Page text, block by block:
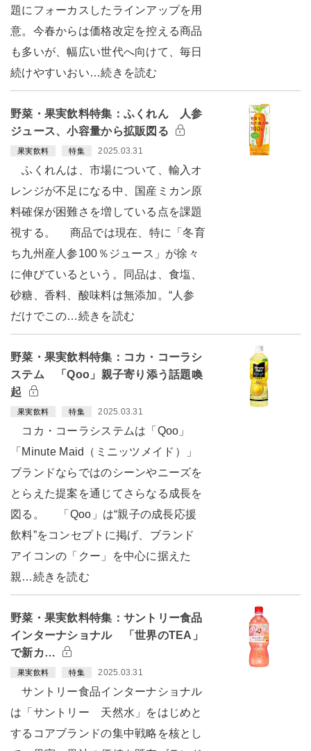
題にフォーカスしたラインアップを用
意。今春からは価格改定を控える商品
も多いが、幅広い世代へ向けて、毎日
続けやすいおい…続きを読む
野菜・果実飲料特集：ふくれん 人参
ジュース、小容量から拡販図る
果実飲料 特集 2025.03.31
ふくれんは、市場について、輸入オ
レンジが不足になる中、国産ミカン原
料確保が困難さを増している点を課題
視する。 商品では現在、特に「冬育
ち九州産人参100％ジュース」が徐々
に伸びているという。同品は、食塩、
砂糖、香料、酸味料は無添加。“人参
だけでこの…続きを読む
野菜・果実飲料特集：コカ・コーラシ
ステム 「Qoo」親子寄り添う話題喚
起
果実飲料 特集 2025.03.31
コカ・コーラシステムは「Qoo」
「Minute Maid（ミニッツメイド）」
ブランドならではのシーンやニーズを
とらえた提案を通じてさらなる成長を
図る。 「Qoo」は“親子の成長応援
飲料”をコンセプトに掲げ、ブランド
アイコンの「クー」を中心に据えた
親…続きを読む
野菜・果実飲料特集：サントリー食品
インターナショナル 「世界のTEA」
で新カ…
果実飲料 特集 2025.03.31
サントリー食品インターナショナル
は「サントリー 天然水」をはじめと
するコアブランドの集中戦略を核とし